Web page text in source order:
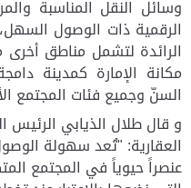
وسائل النقل المناسبة
الرقمية ذات الوصول
الرائدة لتشمل مناطق
مكانة الإمارة كمدينة
السنّ وجميع فئات المجتمع
و قال طلال الذيابي الرئيس
العقارية: "تُعد سهولة
عنصراً حيوياً في المجتمع